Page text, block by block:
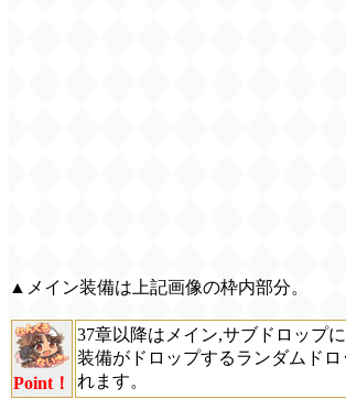
▲メイン装備は上記画像の枠内部分。
Point！
37章以降はメイン,サブドロップ
装備がドロップするランダムドロ
れます。